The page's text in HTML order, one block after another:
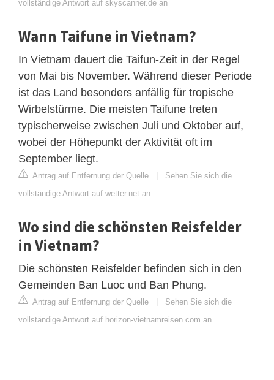
vollständige Antwort auf skyscanner.de an
Wann Taifune in Vietnam?
In Vietnam dauert die Taifun-Zeit in der Regel
von Mai bis November. Während dieser Periode
ist das Land besonders anfällig für tropische
Wirbelstürme. Die meisten Taifune treten
typischerweise zwischen Juli und Oktober auf,
wobei der Höhepunkt der Aktivität oft im
September liegt.
Antrag auf Entfernung der Quelle | Sehen Sie sich die
vollständige Antwort auf wetter.net an
Wo sind die schönsten Reisfelder
in Vietnam?
Die schönsten Reisfelder befinden sich in den
Gemeinden Ban Luoc und Ban Phung.
Antrag auf Entfernung der Quelle | Sehen Sie sich die
vollständige Antwort auf horizon-vietnamreisen.com an